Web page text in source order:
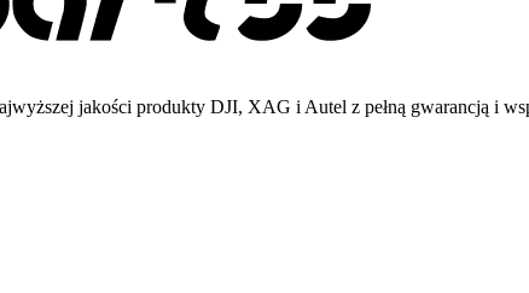
jakości produkty DJI, XAG i Autel z pełną gwarancją i